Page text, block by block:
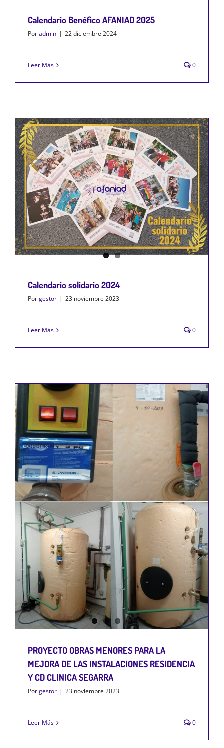
Calendario Benéfico AFANIAD 2025
Poradmin | 22 diciembre 2024
Leer Más 0
Calendario solidario 2024
Porgestor | 23 noviembre 2023
Leer Más 0
PROYECTO OBRAS MENORES PARA LA
MEJORA DE LAS INSTALACIONES RESIDENCIA
Y CD CLINICA SEGARRA
Porgestor | 23 noviembre 2023
Leer Más 0